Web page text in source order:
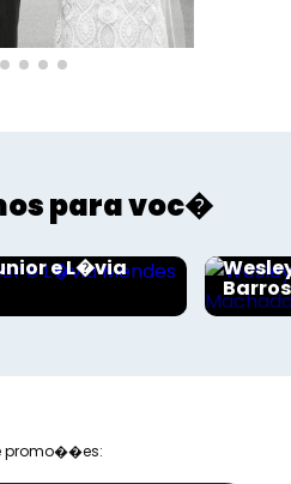
para voc�
e L�via
promo��es: